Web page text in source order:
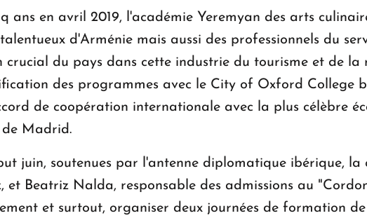
ans en avril 2019, l'académie Yeremyan des arts
d'Arménie mais aussi des professionnels du
crucial du pays dans cette industrie du tourisme et de la
des programmes avec le City of Oxford College
de coopération internationale avec la plus célèbre
de Madrid.
juin, soutenues par l'antenne diplomatique ibérique, la
et Beatriz Nalda, responsable des admissions au
et surtout, organiser deux journées de formation